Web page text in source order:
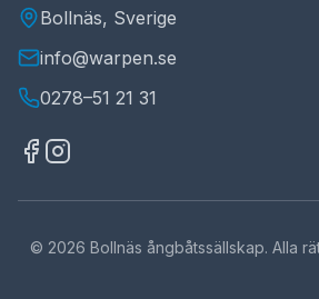
Bollnäs, Sverige
info@warpen.se
0278–51 21 31
© 2026 Bollnäs ångbåtssällskap. Alla